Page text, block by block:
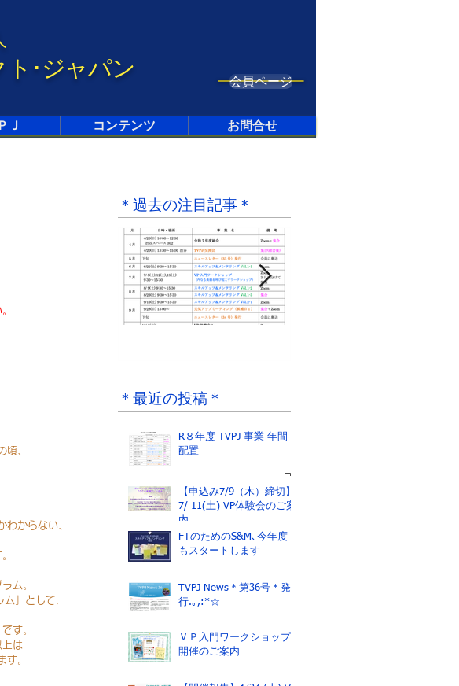
･ジャパン 会員ページ
Ｊ コンテンツ お問合せ
頃、
からない、
ム。
」として，
す。
は
す。
＊過去の注目記事＊
年間配置
4月28日
＊最近の投稿＊
R８年度 TVPJ 事業 年間
配置
【申込み7/9（木）締切】
7/ 11(土) VP体験会のご案
内
FTのためのS&M､今年度
もスタートします
TVPJ News＊第36号＊発
行.｡,:*☆
ＶＰ入門ワークショップ
開催のご案内